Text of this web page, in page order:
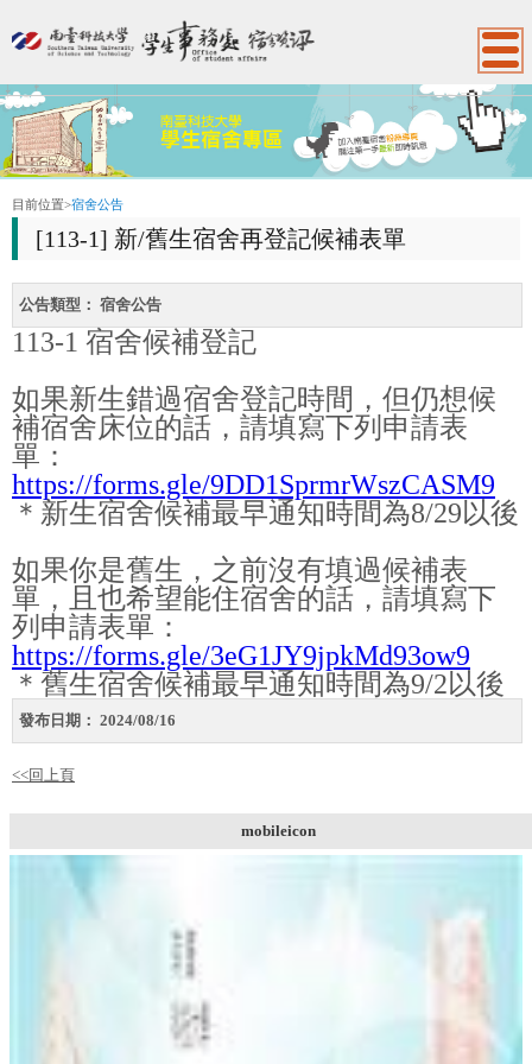
:::
目前位置>宿舍公告
[113-1] 新/舊生宿舍再登記候補表單
公告類型： 宿舍公告
113-1 宿舍候補登記
如果新生錯過宿舍登記時間，但仍想候
補宿舍床位的話，請填寫下列申請表
單：
https://forms.gle/9DD1SprmrWszCASM9
＊新生宿舍候補最早通知時間為8/29以後
如果你是舊生，之前沒有填過候補表
單，且也希望能住宿舍的話，請填寫下
列申請表單：
https://forms.gle/3eG1JY9jpkMd93ow9
＊ 舊生宿舍候補最早通知時間為9/2以後
發布日期： 2024/08/16
<<回上頁
mobileicon